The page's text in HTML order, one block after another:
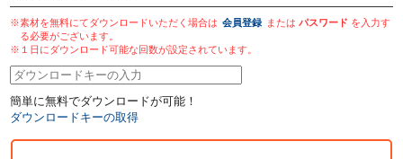
※素材を無料にてダウンロードいただく場合は 会員登録 またはパスワード を入力す
る必要がございます。
※１日にダウンロード可能な回数が設定されています。
簡単に無料でダウンロードが可能！
ダウンロードキーの取得